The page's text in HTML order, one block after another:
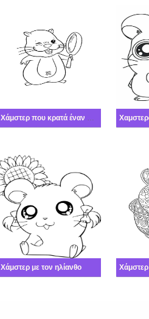
Χάμστερ που κρατά έναν καθρέφτη
Χάμστερ με τον ηλίανθο